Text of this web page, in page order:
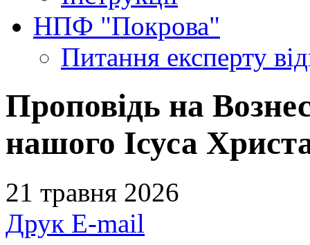
НПФ "Покрова"
Питання експерту
Проповідь на
нашого Ісуса
21 травня 2026
Друк E-mail